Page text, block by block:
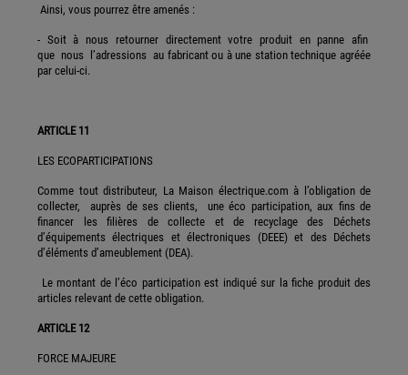
Ainsi, vous pourrez être amenés :
- Soit à nous retourner directement votre produit en panne afin
que nous l’adressions au fabricant ou à une station technique agréée
par celui-ci.
ARTICLE 11
LES ECOPARTICIPATIONS
Comme tout distributeur, La Maison électrique.com à l’obligation de
collecter, auprès de ses clients, une éco participation, aux fins de
financer les filières de collecte et de recyclage des Déchets
d’équipements électriques et électroniques (DEEE) et des Déchets
d’éléments d’ameublement (DEA).
Le montant de l’éco participation est indiqué sur la fiche produit des
articles relevant de cette obligation.
ARTICLE 12
FORCE MAJEURE